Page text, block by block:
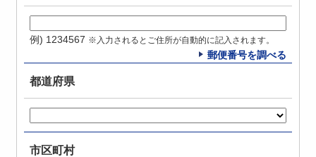
例) 1234567 ※入力されるとご住所が自動的に記入されます。
郵便番号を調べる
都道府県
市区町村